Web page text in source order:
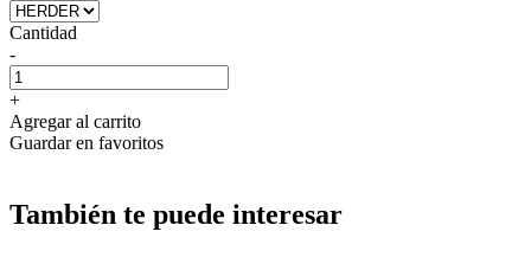
Cantidad
-
+
Agregar al carrito
Guardar en favoritos
También te puede interesar